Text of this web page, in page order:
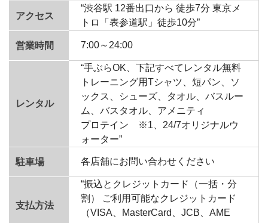
アクセス
“渋谷駅 12番出口から 徒歩7分 東京メ
トロ「表参道駅」徒歩10分”
営業時間 7:00～24:00
レンタル
“手ぶらOK、下記すべてレンタル無料
トレーニング用Tシャツ、短パン、ソ
ックス、シューズ、タオル、バスルー
ム、バスタオル、アメニティ
プロテイン ※1、24/7オリジナルウ
ォーター”
駐車場 各店舗にお問い合わせください
支払方法
“振込とクレジットカード（一括・分
割） ご利用可能なクレジットカード
（VISA、MasterCard、JCB、AME